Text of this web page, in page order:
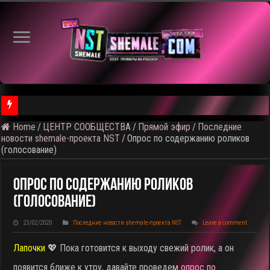
Home / ЦЕНТР СООБЩЕСТВА / Прямой эфир / Последние
новости shemale-проекта NST /Опрос по содержанию роликов
(голосование)
Опрос По Содержанию Роликов
(голосование)
23/02/2020 Последние новости shemale-проекта NST Leave a comment
Лапочки 💖 Пока готовится к выходу свежий ролик, а он
появится ближе к утру, давайте проведемопрос по